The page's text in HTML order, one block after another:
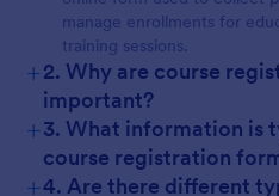
manage enrollments for
training sessions.
+2. Why are course
important?
+3. What information is
course registration
+4. Are there different